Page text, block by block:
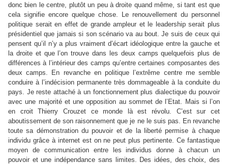
donc bien le centre, plutôt un peu à droite quand même, si tant est que
cela signifie encore quelque chose. Le renouvellement du personnel
politique serait en effet de grande ampleur et le leadership serait plus
présidentiel que jamais si son scénario va au bout. Je suis de ceux qui
pensent qu’il n’y a plus vraiment d’écart idéologique entre la gauche et
la droite et que l’on trouve dans les deux camps quelquefois plus de
différences à l’intérieur des camps qu’entre certaines composantes des
deux camps. En revanche en politique l’extrême centre me semble
conduire à l’indécision permanente très dommageable à la conduite du
pays. Je reste attaché à un fonctionnement plus dialectique du pouvoir
avec une majorité et une opposition au sommet de l’Etat. Mais si l’on
en croit Thierry Crouzet ce monde là est révolu. C’est sur cet
aboutissement de son raisonnement que je ne le suis pas. En revanche
toute sa démonstration du pouvoir et de la liberté permise à chaque
individu grâce à internet est on ne peut plus pertinente. Ce fantastique
moyen de communication entre les individus donne à chacun un
pouvoir et une indépendance sans limites. Des idées, des choix, des